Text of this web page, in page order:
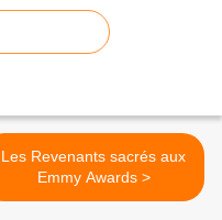
Les Revenants sacrés aux
Emmy Awards >